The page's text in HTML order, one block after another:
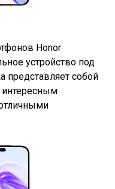
Honor
устройство под
представляет собой